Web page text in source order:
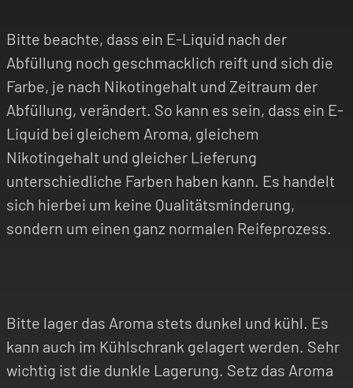
Bitte beachte, dass ein E-Liquid nach der
Abfüllung noch geschmacklich reift und sich die
Farbe, je nach Nikotingehalt und Zeitraum der
Abfüllung, verändert. So kann es sein, dass ein E-
Liquid bei gleichem Aroma, gleichem
Nikotingehalt und gleicher Lieferung
unterschiedliche Farben haben kann. Es handelt
sich hierbei um keine Qualitätsminderung,
sondern um einen ganz normalen Reifeprozess.
Bitte lager das Aroma stets dunkel und kühl. Es
kann auch im Kühlschrank gelagert werden. Sehr
wichtig ist die dunkle Lagerung. Setz das Aroma